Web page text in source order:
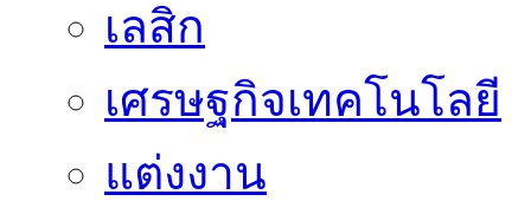
เลสิก
เศรษฐกิจเทคโนโลยี
แต่งงาน